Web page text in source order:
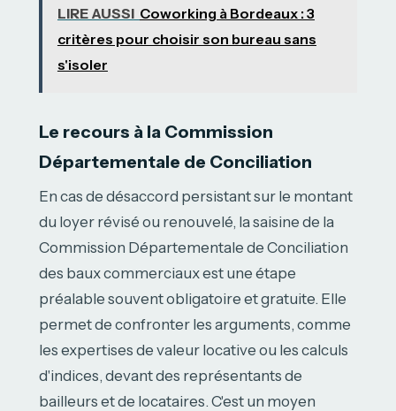
LIRE AUSSI Coworking à Bordeaux : 3
critères pour choisir son bureau sans
s'isoler
Le recours à la Commission
Départementale de Conciliation
En cas de désaccord persistant sur le montant
du loyer révisé ou renouvelé, la saisine de la
Commission Départementale de Conciliation
des baux commerciaux est une étape
préalable souvent obligatoire et gratuite. Elle
permet de confronter les arguments, comme
les expertises de valeur locative ou les calculs
d'indices, devant des représentants de
bailleurs et de locataires. C'est un moyen